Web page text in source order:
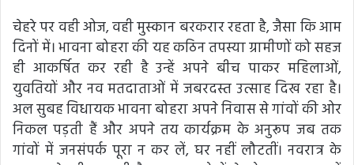
चेहरे पर वही ओज, वही मुस्कान बरकरार रहता है, जैसा कि आम
दिनों में। भावना बोहरा की यह कठिन तपस्या ग्रामीणों को सहज
ही आकर्षित कर रही है उन्हें अपने बीच पाकर महिलाओं,
युवतियों और नव मतदाताओं में जबरदस्त उत्साह दिख रहा है।
अल सुबह विधायक भावना बोहरा अपने निवास से गांवों की ओर
निकल पड़ती हैं और अपने तय कार्यक्रम के अनुरूप जब तक
गांवों में जनसंपर्क पूरा न कर लें, घर नहीं लौटतीं। नवरात्र के